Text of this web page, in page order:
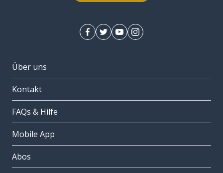
Über uns
Kontakt
FAQs & Hilfe
Mobile App
Abos